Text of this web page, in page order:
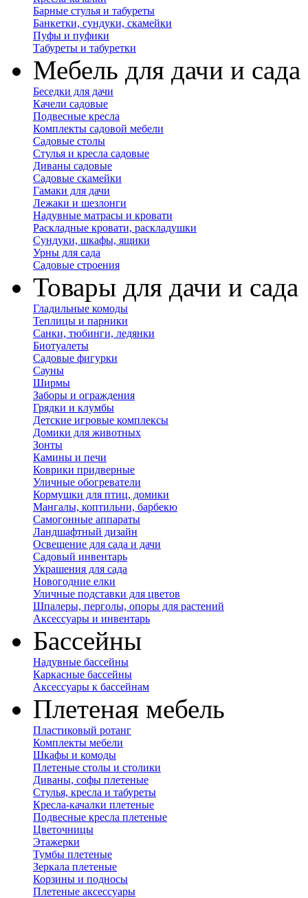
Барные стулья и табуреты
Банкетки, сундуки, скамейки
Пуфы и пуфики
Табуреты и табуретки
Мебель для дачи и сада
Беседки для дачи
Качели садовые
Подвесные кресла
Комплекты садовой мебели
Садовые столы
Стулья и кресла садовые
Диваны садовые
Садовые скамейки
Гамаки для дачи
Лежаки и шезлонги
Надувные матрасы и кровати
Раскладные кровати, раскладушки
Сундуки, шкафы, ящики
Урны для сада
Садовые строения
Товары для дачи и сада
Гладильные комоды
Теплицы и парники
Санки, тюбинги, ледянки
Биотуалеты
Садовые фигурки
Сауны
Ширмы
Заборы и ограждения
Грядки и клумбы
Детские игровые комплексы
Домики для животных
Зонты
Камины и печи
Коврики придверные
Уличные обогреватели
Кормушки для птиц, домики
Мангалы, коптильни, барбекю
Самогонные аппараты
Ландшафтный дизайн
Освещение для сада и дачи
Садовый инвентарь
Украшения для сада
Новогодние елки
Уличные подставки для цветов
Шпалеры, перголы, опоры для растений
Аксессуары и инвентарь
Бассейны
Надувные бассейны
Каркасные бассейны
Аксессуары к бассейнам
Плетеная мебель
Пластиковый ротанг
Комплекты мебели
Шкафы и комоды
Плетеные столы и столики
Диваны, софы плетеные
Стулья, кресла и табуреты
Кресла-качалки плетеные
Подвесные кресла плетеные
Цветочницы
Этажерки
Тумбы плетеные
Зеркала плетеные
Корзины и подносы
Плетеные аксессуары